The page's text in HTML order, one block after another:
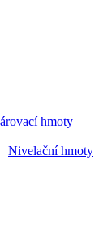
hmoty
Nivelační hmoty